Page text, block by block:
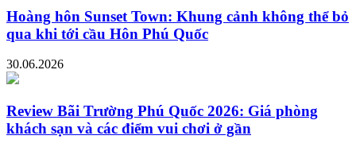
Hoàng hôn Sunset Town: Khung cảnh không thể bỏ
qua khi tới cầu Hôn Phú Quốc
30.06.2026
Review Bãi Trường Phú Quốc 2026: Giá phòng
khách sạn và các điểm vui chơi ở gần